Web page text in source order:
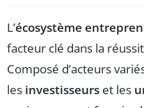
L’écosystème
facteur clé dans la
Composé d’acteurs
les investisseurs et les